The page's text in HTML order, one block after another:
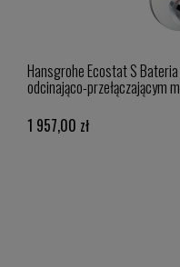
Hansgrohe Ecostat S
odcinająco-przełączającym
1 957,00 zł